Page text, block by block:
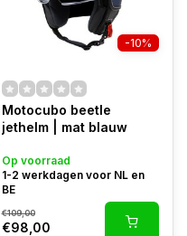
-10%
Motocubo beetle
jethelm | mat blauw
Op voorraad
1-2 werkdagen voor NL en
BE
€109,00
€98,00